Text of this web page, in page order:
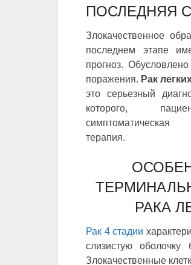
ПОСЛЕДНЯЯ
Злокачественное
последнем этапе
прогноз.
поражения. Рак
это серьезный
которого,
терапия.
РАКА
Рак 4 стадии
слизистую оболочку
Злокачественные